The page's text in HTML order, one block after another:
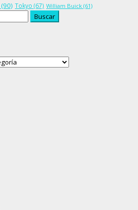
(90) Tokyo (67) William Buick (61)